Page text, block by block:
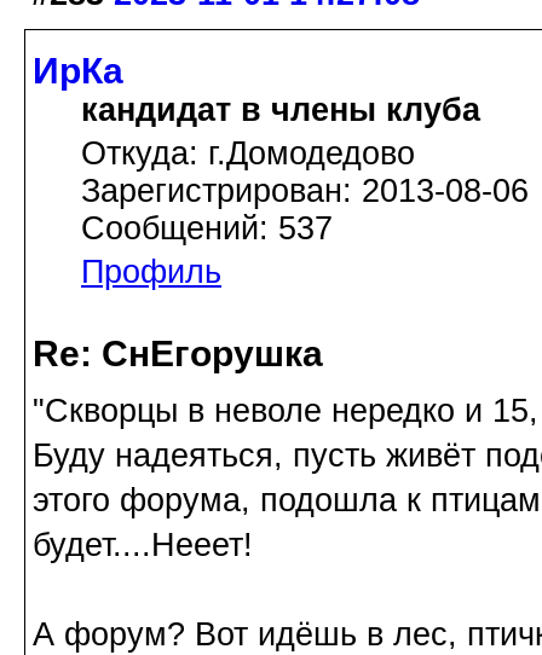
ИрКа
кандидат в члены клуба
Откуда: г.Домодедово
Зарегистрирован: 2013-08-06
Сообщений: 537
Профиль
Re: СнЕгорушка
"Скворцы в неволе нередко и
Буду надеяться, пусть живёт
этого форума, подошла к
будет....Нееет!
А форум? Вот идёшь в лес,